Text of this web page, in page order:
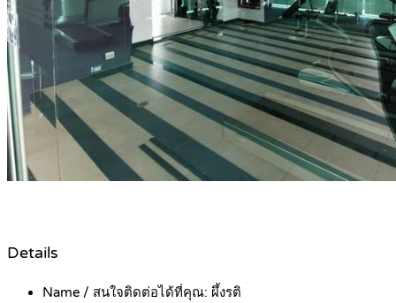
Details
Name / สนใจติดต่อได้ที่คุณ: ผึ้งรติ